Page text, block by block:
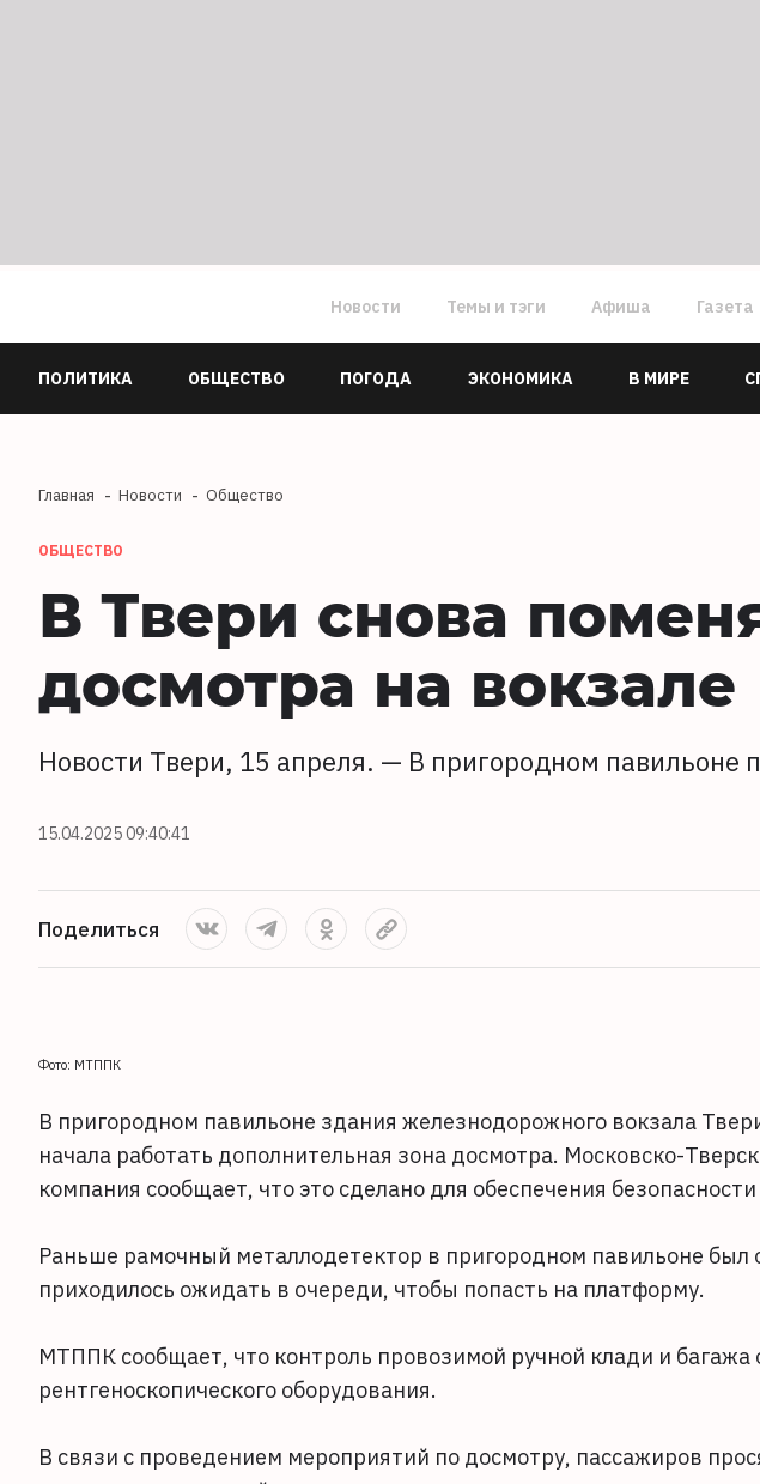
Новости Темы и тэги Афиша Газета
ПОЛИТИКА ОБЩЕСТВО ПОГОДА ЭКОНОМИКА В МИРЕ
Главная Новости Общество
ОБЩЕСТВО
В Твери снова
досмотра на вокзале
Новости Твери, 15 апреля. — В пригородном павильоне
15.04.2025 09:40:41
Поделиться
Фото: МТППК
В пригородном павильоне здания железнодорожного вокзала
начала работать дополнительная зона досмотра. Московско-
компания сообщает, что это сделано для обеспечения
Раньше рамочный металлодетектор в пригородном павильоне был
приходилось ожидать в очереди, чтобы попасть на платформу.
МТППК сообщает, что контроль провозимой ручной клади и
рентгеноскопического оборудования.
В связи с проведением мероприятий по досмотру, пассажиров